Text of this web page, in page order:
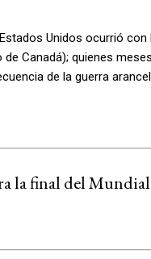
Unidos ocurrió con
de Canadá); quienes
de la guerra
la final del